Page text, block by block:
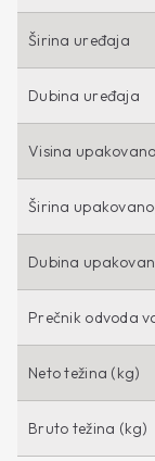
Širina uređaja
Dubina uređaja
Visina
Širina
Dubina
Prečnik odvoda
Neto težina (kg)
Bruto težina (kg)